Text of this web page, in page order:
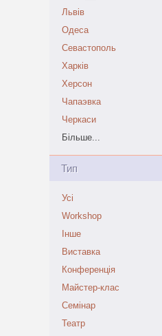
Львів
Одеса
Севастополь
Харків
Херсон
Чапаэвка
Черкаси
Більше...
Тип
Усі
Workshop
Інше
Виставка
Конференція
Майстер-клас
Семінар
Театр